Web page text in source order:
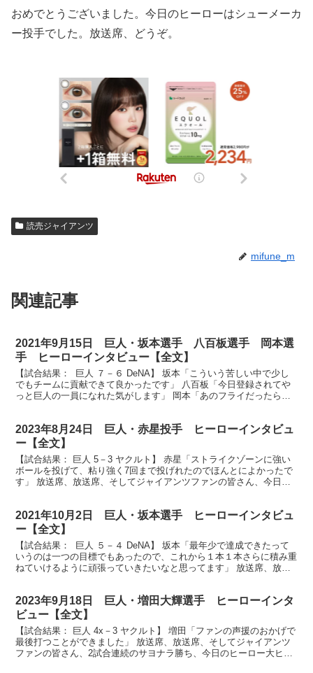
おめでとうございました。今日のヒーローはシューメーカ
ー投手でした。放送席、どうぞ。
読売ジャイアンツ
mifune_m
関連記事
2021年9月15日 巨人・坂本選手 八百板選手 岡本選
手 ヒーローインタビュー【全文】
【試合結果： 巨人 ７－６ DeNA】 坂本「こういう苦しい中で少し
でもチームに貢献できて良かったです」 八百板「今日登録されてや
っと巨人の一員になれた気がします」 岡本「あのフライだったら僕
2023年8月24日 巨人・赤星投手 ヒーローインタビュ
ー【全文】
【試合結果： 巨人 5－3 ヤクルト】 赤星「ストライクゾーンに強い
ボールを投げて、粘り強く7回まで投げれたのでほんとによかったで
す」 放送席、放送席、そしてジャイアンツファンの皆さん、今日の
2021年10月2日 巨人・坂本選手 ヒーローインタビュ
ー【全文】
【試合結果： 巨人 ５－４ DeNA】 坂本「最年少で達成できたって
いうのは一つの目標でもあったので、これから１本１本さらに積み重
ねていけるように頑張っていきたいなと思ってます」 放送席、放送
2023年9月18日 巨人・増田大輝選手 ヒーローインタ
ビュー【全文】
【試合結果： 巨人 4x－3 ヤクルト】 増田「ファンの声援のおかげで
最後打つことができました」 放送席、放送席、そしてジャイアンツ
ファンの皆さん、2試合連続のサヨナラ勝ち、今日のヒーロー大ヒー